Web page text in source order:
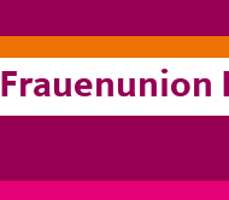
Frauenunion